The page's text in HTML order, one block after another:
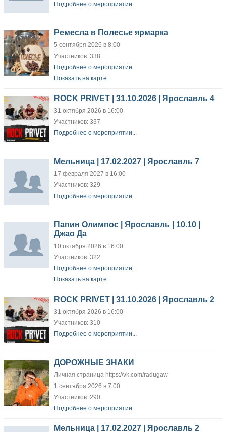
Подробнее о мероприятии...
Ремесла в Полесье ярмарка
5 сентября 2026 в 8:00
Участников: 338
Подробнее о мероприятии...
Показать на карте
ROCK PRIVET | 31.10.2026 | Ярославль 4
31 октября 2026 в 16:00
Участников: 337
Подробнее о мероприятии...
Мельница | 17.02.2027 | Ярославль 7
17 февраля 2027 в 16:00
Участников: 329
Подробнее о мероприятии...
Папин Олимпос | Ярославль | 10.10 |
Джао Да
10 октября 2026 в 16:00
Участников: 322
Подробнее о мероприятии...
Показать на карте
ROCK PRIVET | 31.10.2026 | Ярославль 2
31 октября 2026 в 16:00
Участников: 310
Подробнее о мероприятии...
ДОРОЖНЫЕ ЗНАКИ
Личная страница https://vk.com/radugaw
1 сентября 2026 в 7:00
Участников: 290
Подробнее о мероприятии...
Мельница | 17.02.2027 | Ярославль 2